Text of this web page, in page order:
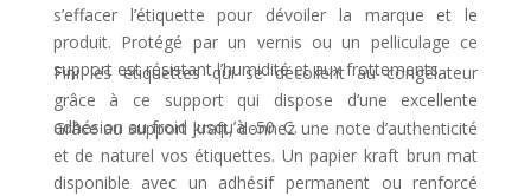
s’effacer l’étiquette pour dévoiler la marque et le
produit. Protégé par un vernis ou un pelliculage ce
support est résistant l’humidité et aux frottements.
Fini les étiquettes qui se décollent au congélateur
grâce à ce support qui dispose d’une excellente
adhésion au froid jusqu’à -50 C.
Grâce au support kraft, donnez une note d’authenticité
et de naturel vos étiquettes. Un papier kraft brun mat
disponible avec un adhésif permanent ou renforcé